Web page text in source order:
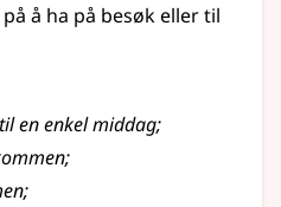
å ha på besøk eller til
til en enkel middag;
;
;